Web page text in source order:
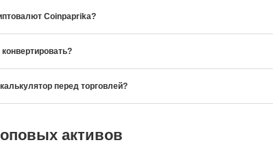
Coinpaprika?
перед торговлей?
активов